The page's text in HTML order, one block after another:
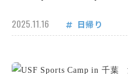
2025.11.16 日帰り